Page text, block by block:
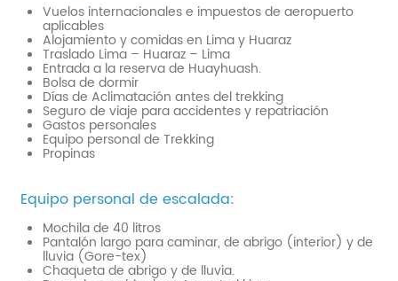
Vuelos internacionales e impuestos de aeropuerto
aplicables
Alojamiento y comidas en Lima y Huaraz
Traslado Lima – Huaraz – Lima
Entrada a la reserva de Huayhuash.
Bolsa de dormir
Días de Aclimatación antes del trekking
Seguro de viaje para accidentes y repatriación
Gastos personales
Equipo personal de Trekking
Propinas
Equipo personal de escalada:
Mochila de 40 litros
Pantalón largo para caminar, de abrigo (interior) y de
lluvia (Gore-tex)
Chaqueta de abrigo y de lluvia.